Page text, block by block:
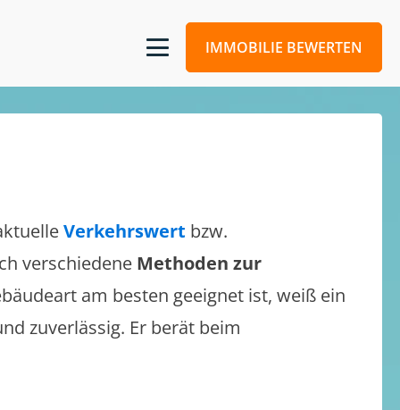
IMMOBILIE BEWERTEN
Verkehrswert bzw.
verschiedene Methoden zur
am besten geeignet ist, weiß ein
zuverlässig. Er berät beim